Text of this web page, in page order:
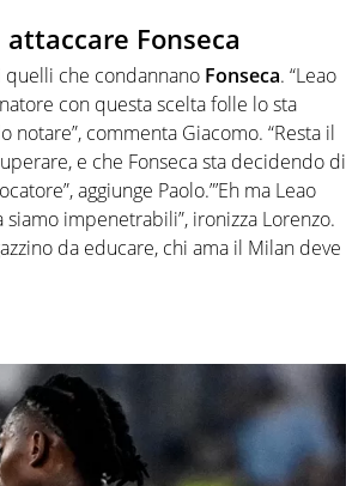
Fonseca
che condannano Fonseca. “Leao
con questa scelta folle lo sta
commenta Giacomo. “Resta il
e che Fonseca sta decidendo di
aggiunge Paolo.”’Eh ma Leao
impenetrabili”, ironizza Lorenzo.
da educare, chi ama il Milan deve